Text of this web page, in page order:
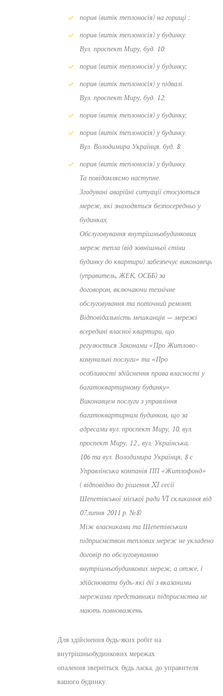
порив (витік теплоносія) на горищі ;
порив (витік теплоносія) у будинку.
Вул. проспект Миру, буд. 10:
порив (витік теплоносія) у будинку;
порив (витік теплоносія) у підвалі.
Вул. проспект Миру, буд. 12:
порив (витік теплоносія) у будинку;
порив (витік теплоносія) у будинку.
Вул. Володимира Українця. буд. 8:
порив (витік теплоносія) у будинку.
Та повідомляємо наступне.
Згадувані аварійні ситуації стосуються
мереж, які знаходяться безпосередньо у
будинках.
Обслуговування внутрішньобудинкових
мереж тепла (від зовнішньої стіни
будинку до квартири) забезпечує виконавець
(управитель, ЖЕК, ОСББ) за
договором, включаючи технічне
обслуговування та поточний ремонт.
Відповідальність мешканців — мережі
всередині власної квартири, що
регулюється Законами «Про Житлово-
комунальні послуги» та «Про
особливості здійснення права власності у
багатоквартирному будинку».
Виконавцем послуги з управління
багатоквартирним будинком, що за
адресами вул. проспект Миру, 10, вул.
проспект Миру, 12 , вул. Українська,
106 та вул. Володимира Українця, 8 є
Управлінська компанія ПП «Житлофонд»
( відповідно до рішення XI сесії
Шепетівської міської ради VI скликання від
07.липня 2011 р. №8)
Між власниками та Шепетівським
підприємством теплових мереж не укладено
договір по обслуговуванню
внутрішньобудинкових мереж, а отже, і
здійснювати будь-які дії з вказаними
мережами представники підприємства не
мають повноважень.
Для здійснення будь-яких робіт на
внутрішньобудинкових мережах
опалення зверніться, будь ласка, до управителя
вашого будинку.